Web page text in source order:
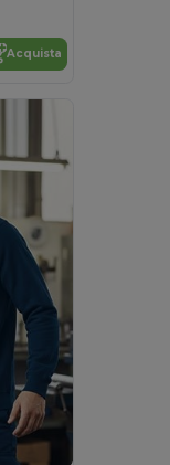
Acquista